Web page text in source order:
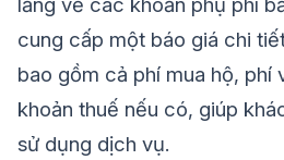
cung cấp một báo giá chi
bao gồm cả phí mua hộ, phí
khoản thuế nếu có, giúp
sử dụng dịch vụ.